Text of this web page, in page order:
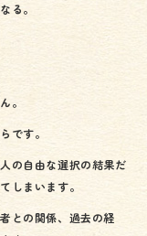
る。
。
です。
の自由な選択の結果だ
しまいます。
との関係、過去の経